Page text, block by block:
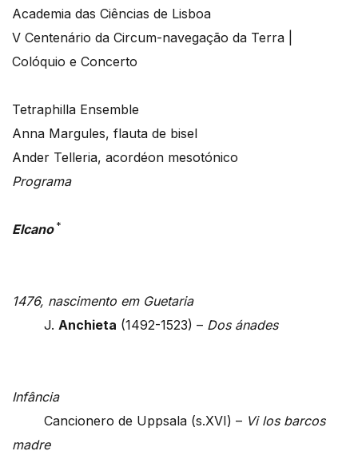
Academia das Ciências de Lisboa
V Centenário da Circum-navegação da Terra |
Colóquio e Concerto
Tetraphilla Ensemble
Anna Margules, flauta de bisel
Ander Telleria, acordéon mesotónico
Programa
Elcano *
1476, nascimento em Guetaria
J. Anchieta (1492-1523) – Dos ánades
Infância
Cancionero de Uppsala (s.XVI) – Vi los barcos
madre